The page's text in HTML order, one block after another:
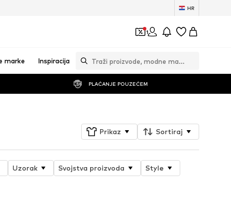
HR
1
marke Inspiracija
PLAĆANJE POUZEĆEM
Prikaz Sortiraj
Uzorak Svojstva proizvoda
Style